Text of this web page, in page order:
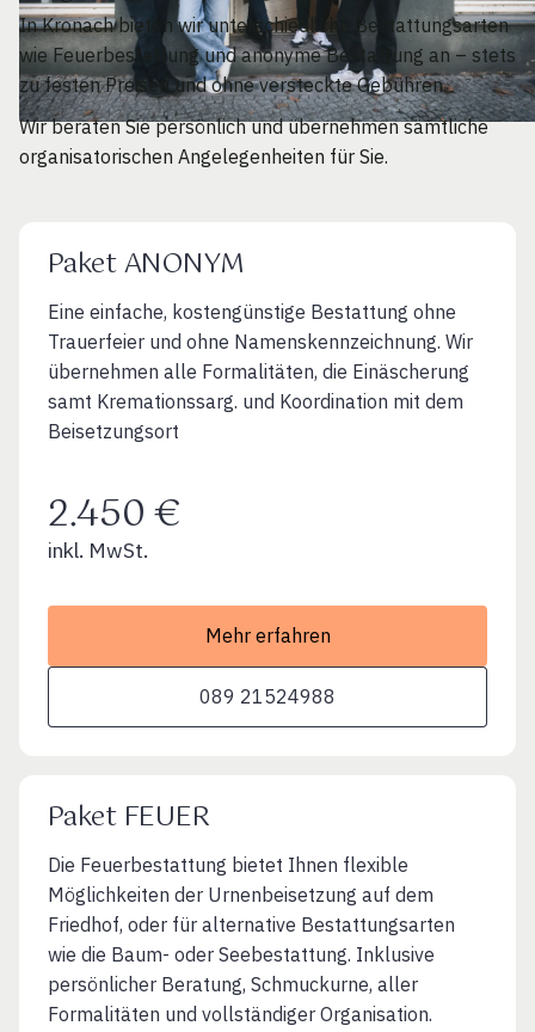
In Kronach bieten wir unterschiedliche Bestattungsarten
wie Feuerbestattung und anonyme Bestattung an – stets
zu festen Preisen und ohne versteckte Gebühren.
Wir beraten Sie persönlich und übernehmen sämtliche
organisatorischen Angelegenheiten für Sie.
Paket ANONYM
Eine einfache, kostengünstige Bestattung ohne
Trauerfeier und ohne Namenskennzeichnung. Wir
übernehmen alle Formalitäten, die Einäscherung
samt Kremationssarg. und Koordination mit dem
Beisetzungsort
2.450 €
inkl. MwSt.
Mehr erfahren
089 21524988
Paket FEUER
Die Feuerbestattung bietet Ihnen flexible
Möglichkeiten der Urnenbeisetzung auf dem
Friedhof, oder für alternative Bestattungsarten
wie die Baum- oder Seebestattung. Inklusive
persönlicher Beratung, Schmuckurne, aller
Formalitäten und vollständiger Organisation.